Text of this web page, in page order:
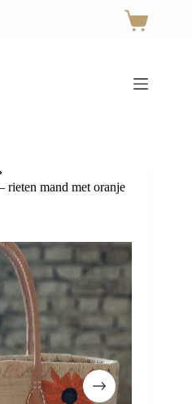
rieten mand met oranje